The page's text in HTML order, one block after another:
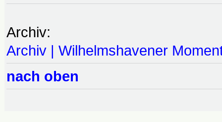
Archiv:
Archiv | Wilhelmshavener
nach oben